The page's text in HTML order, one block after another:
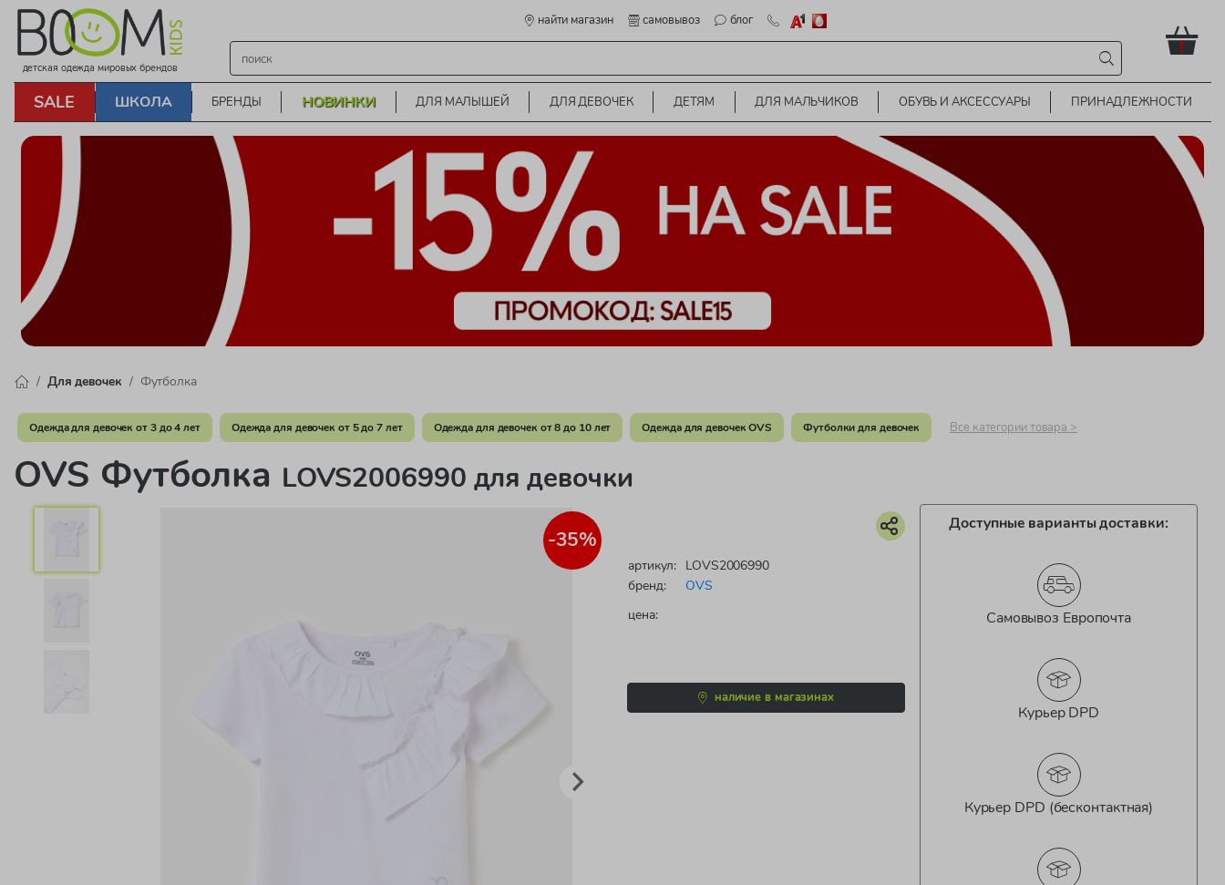
детская одежда мировых брендов
найти магазин самовывоз блог
!
SALE ШКОЛА БРЕНДЫ НОВИНКИ ДЛЯ МАЛЫШЕЙ ДЛЯ ДЕВОЧЕК ДЕТЯМ ДЛЯ МАЛЬЧИКОВ ОБУВЬ И АКСЕССУАРЫ ПРИНАДЛЕЖНОСТИ
Для девочек Футболка
Одежда для девочек от 3 до 4 лет Одежда для девочек от 5 до 7 лет Одежда для девочек от 8 до 10 лет Одежда для девочек OVS Футболки для девочек Все категории товара >
OVS Футболка LOVS2006990 для девочки
-35%
артикул: LOVS2006990
бренд:
OVS
цена:
наличие в магазинах
Доступные варианты доставки:
Самовывоз Европочта
Курьер DPD
Курьер DPD (бесконтактная)